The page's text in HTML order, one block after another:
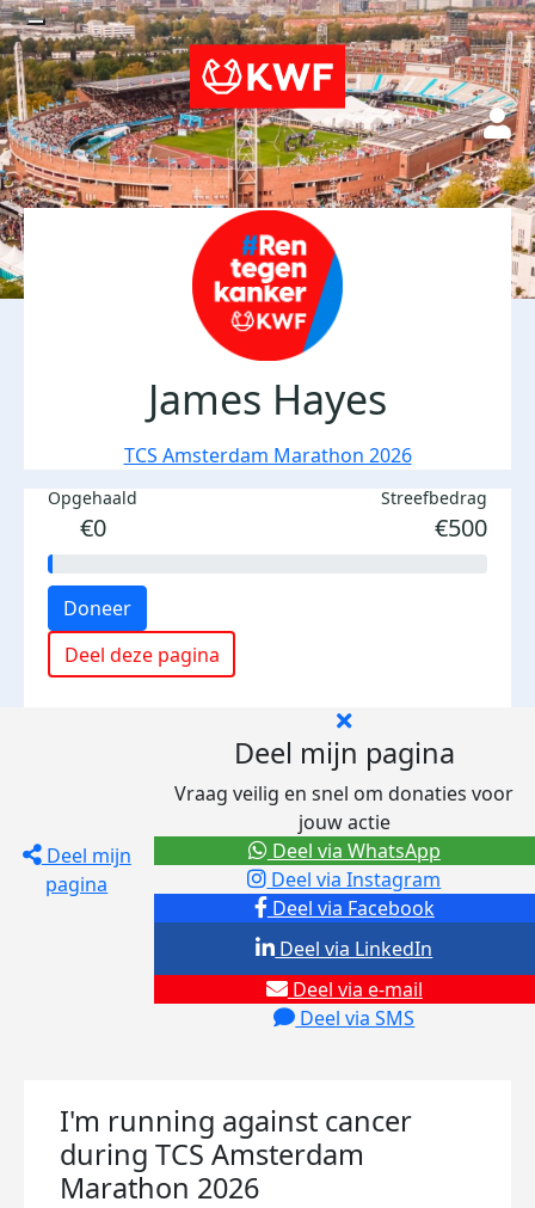
James Hayes
TCS Amsterdam Marathon 2026
Opgehaald
€0
Streefbedrag
€500
Doneer
Deel deze pagina
Deel mijn
pagina
Deel mijn pagina
Vraag veilig en snel om donaties voor
jouw actie
Deel via Facebook
Deel via Instagram
Deel via e-mail
Deel via SMS
Deel via LinkedIn
Deel via WhatsApp
I'm running against cancer
during TCS Amsterdam
Marathon 2026